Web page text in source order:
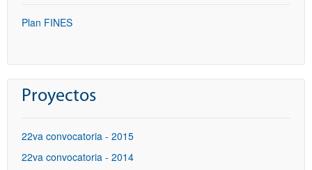
Plan FINES
Proyectos
22va convocatoria - 2015
22va convocatoria - 2014